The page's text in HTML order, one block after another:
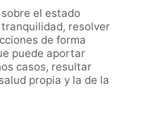
el estado
resolver
de forma
puede aportar
casos, resultar
propia y la de la